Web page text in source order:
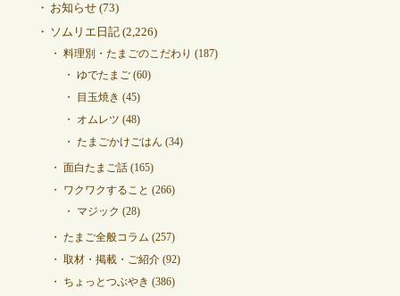
お知らせ(73)
ソムリエ日記(2,226)
料理別・たまごのこだわり (187)
ゆでたまご(60)
目玉焼き (45)
オムレツ (48)
たまごかけごはん (34)
面白たまご話(165)
ワクワクすること (266)
マジック (28)
たまご全般コラム (257)
取材・掲載・ご紹介(92)
ちょっとつぶやき (386)